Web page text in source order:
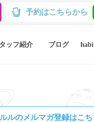
予約はこちらから
ッフ紹介 ブログ
ルのメルマガ登録はこち